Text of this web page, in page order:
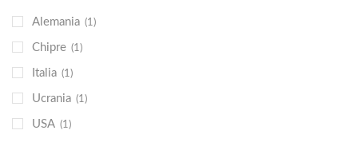
Alemania (1)
Chipre (1)
Italia (1)
Ucrania (1)
USA (1)